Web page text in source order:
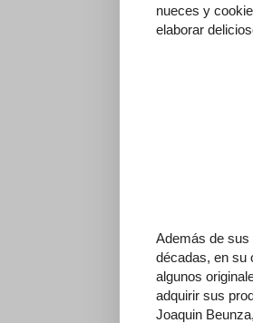
nueces y
elaborar
Además de sus
décadas, en su
algunos
adquirir sus
Joaquin